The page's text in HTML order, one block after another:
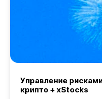
Управление
крипто + xStocks